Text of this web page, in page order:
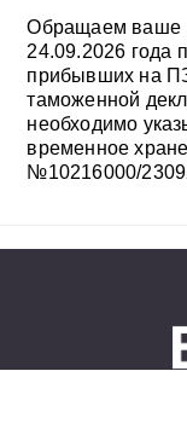
Обращаем ваше
24.09.2026 года
прибывших на
таможенной
необходимо
временное
№10216000/